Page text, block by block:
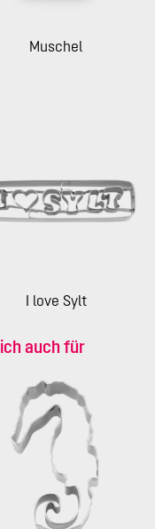
Muschel
I love Sylt
auch für